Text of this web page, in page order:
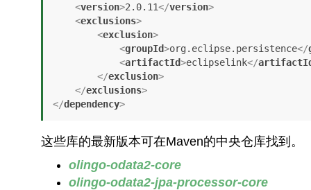
<version>2.0.11</version>
<exclusions>
<exclusion>
<groupId>org.eclipse.persistence</
<artifactId>eclipselink</
</exclusion>
</exclusions>
</dependency>
这些库的最新版本可在Maven的中央仓库找到。
olingo-odata2-core
olingo-odata2-jpa-processor-core